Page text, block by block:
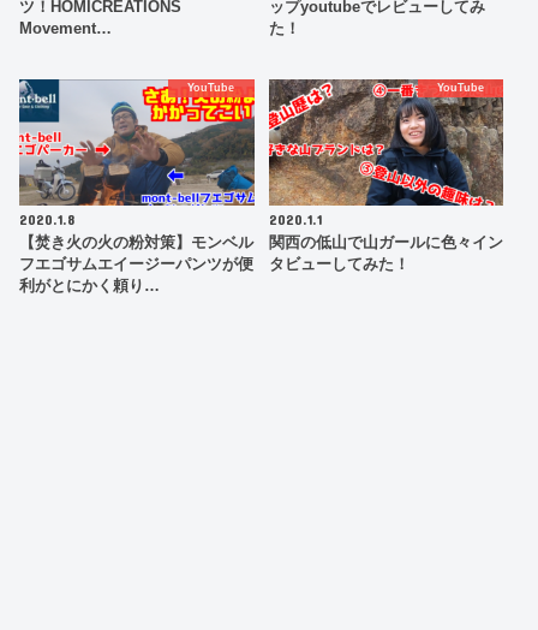
ツ！HOMICREATIONS
Movement…
ップyoutubeでレビューしてみ
た！
YouTube
2020.1.8
【焚き火の火の粉対策】モンベル
フエゴサムエイージーパンツが便
利がとにかく頼り…
YouTube
2020.1.1
関西の低山で山ガールに色々イン
タビューしてみた！